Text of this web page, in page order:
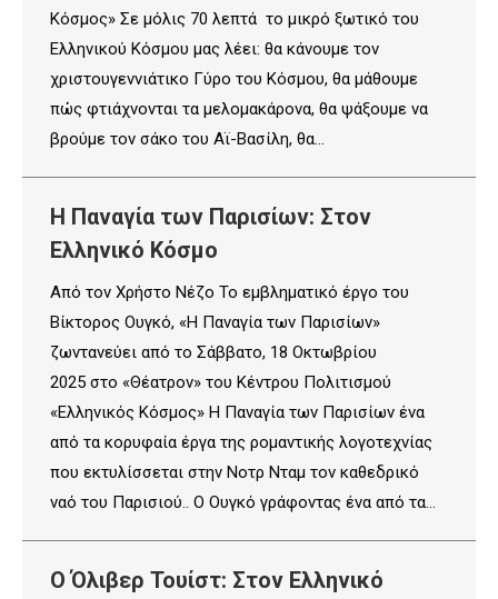
Κόσμος» Σε μόλις 70 λεπτά το μικρό ξωτικό του
Ελληνικού Κόσμου μας λέει: θα κάνουμε τον
χριστουγεννιάτικο Γύρο του Κόσμου, θα μάθουμε
πώς φτιάχνονται τα μελομακάρονα, θα ψάξουμε να
βρούμε τον σάκο του Αϊ-Βασίλη, θα…
Η Παναγία των Παρισίων: Στον
Ελληνικό Κόσμο
Από τον Χρήστο Νέζο Το εμβληματικό έργο του
Βίκτορος Ουγκό, «Η Παναγία των Παρισίων»
ζωντανεύει από το Σάββατο, 18 Οκτωβρίου
2025 στο «Θέατρον» του Κέντρου Πολιτισμού
«Ελληνικός Κόσμος» Η Παναγία των Παρισίων ένα
από τα κορυφαία έργα της ρομαντικής λογοτεχνίας
που εκτυλίσσεται στην Νοτρ Νταμ τον καθεδρικό
ναό του Παρισιού.. Ο Ουγκό γράφοντας ένα από τα…
Ο Όλιβερ Τουίστ: Στον Ελληνικό